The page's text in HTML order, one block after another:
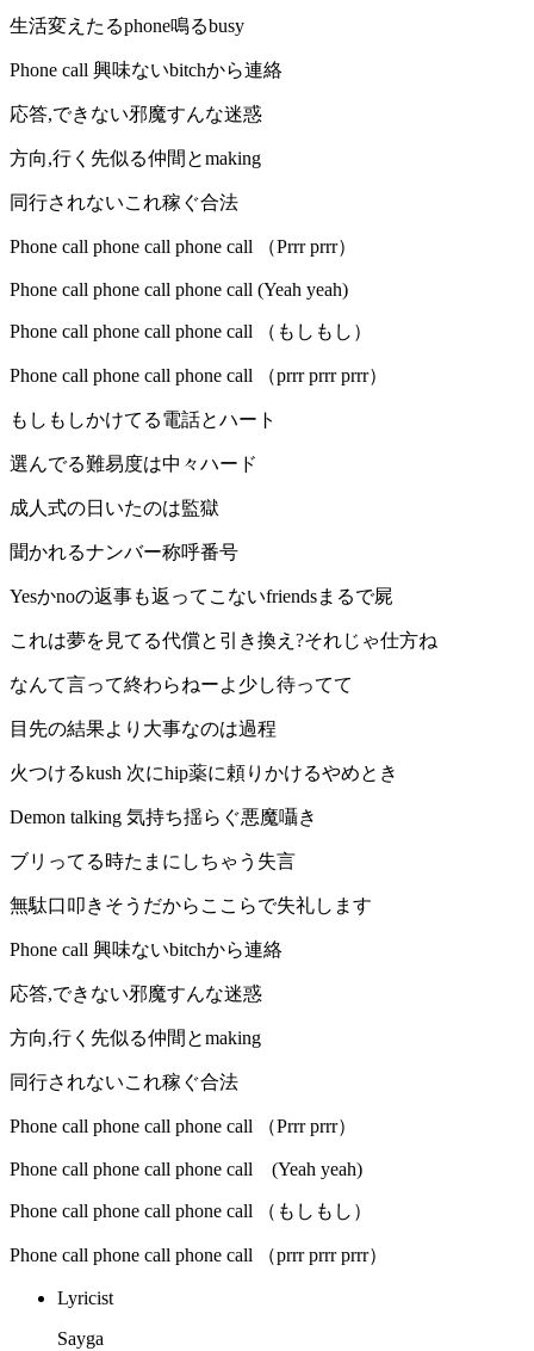
生活変えたるphone鳴るbusy
Phone call 興味ないbitchから連絡
応答,できない邪魔すんな迷惑
方向,行く先似る仲間とmaking
同行されないこれ稼ぐ合法
Phone call phone call phone call （Prrr prrr）
Phone call phone call phone call (Yeah yeah)
Phone call phone call phone call （もしもし）
Phone call phone call phone call （prrr prrr prrr）
もしもしかけてる電話とハート
選んでる難易度は中々ハード
成人式の日いたのは監獄
聞かれるナンバー称呼番号
Yesかnoの返事も返ってこないfriendsまるで屍
これは夢を見てる代償と引き換え?それじゃ仕方ね
なんて言って終わらねーよ少し待ってて
目先の結果より大事なのは過程
火つけるkush 次にhip薬に頼りかけるやめとき
Demon talking 気持ち揺らぐ悪魔囁き
ブリってる時たまにしちゃう失言
無駄口叩きそうだからここらで失礼します
Phone call 興味ないbitchから連絡
応答,できない邪魔すんな迷惑
方向,行く先似る仲間とmaking
同行されないこれ稼ぐ合法
Phone call phone call phone call （Prrr prrr）
Phone call phone call phone call (Yeah yeah)
Phone call phone call phone call （もしもし）
Phone call phone call phone call （prrr prrr prrr）
Lyricist
Sayga